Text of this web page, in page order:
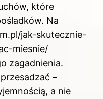
które
Na
jak-skutecznie-
miesnie/
zagadnienia.
–
a nie